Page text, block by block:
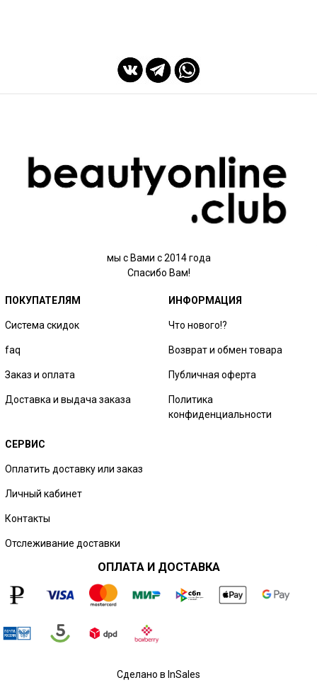
мы с Вами с 2014 года
Спасибо Вам!
ПОКУПАТЕЛЯМ
Система скидок
faq
Заказ и оплата
Доставка и выдача заказа
ИНФОРМАЦИЯ
Что нового!?
Возврат и обмен товара
Публичная оферта
Политика
конфиденциальности
СЕРВИС
Оплатить доставку или заказ
Личный кабинет
Контакты
Отслеживание доставки
ОПЛАТА И ДОСТАВКА
Сделано в InSales